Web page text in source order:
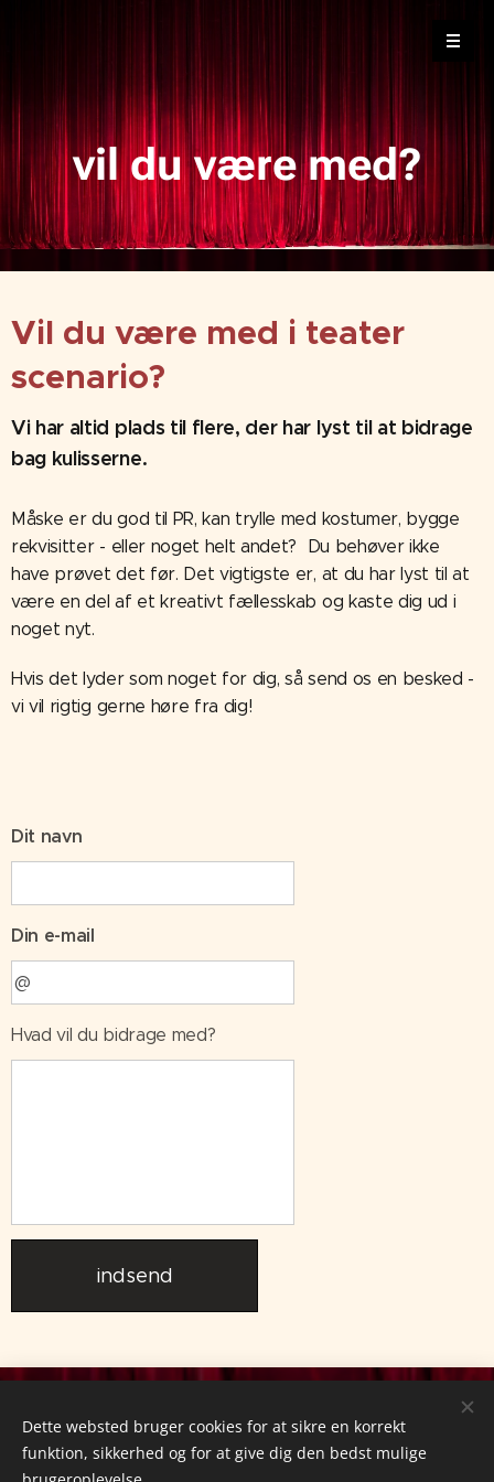
vil du være med?
Vil du være med i teater
scenario?
Vi har altid plads til flere, der har lyst til at bidrage
bag kulisserne.
Måske er du god til PR, kan trylle med kostumer, bygge
rekvisitter - eller noget helt andet? Du behøver ikke
have prøvet det før. Det vigtigste er, at du har lyst til at
være en del af et kreativt fællesskab og kaste dig ud i
noget nyt.
Hvis det lyder som noget for dig, så send os en besked -
vi vil rigtig gerne høre fra dig!
Dit navn
Din e-mail
Hvad vil du bidrage med?
indsend
kontakt@teaterscenario.dk
Dette websted bruger cookies for at sikre en korrekt
funktion, sikkerhed og for at give dig den bedst mulige